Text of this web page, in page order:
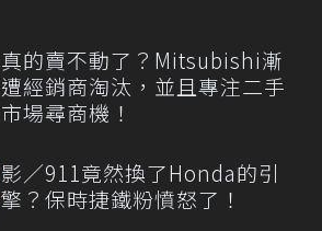
真的賣不動了？Mitsubishi漸
遭經銷商淘汰，並且專注二手
市場尋商機！
影／911竟然換了Honda的引
擎？保時捷鐵粉憤怒了！